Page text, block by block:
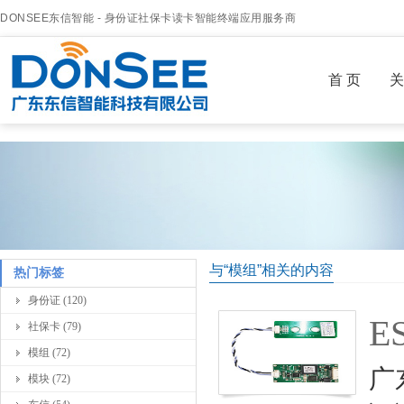
DONSEE东信智能 - 身份证社保卡读卡智能终端应用服务商
首 页
热门标签
身份证 (120)
社保卡 (79)
模组 (72)
模块 (72)
与“模组”相关的内容
广